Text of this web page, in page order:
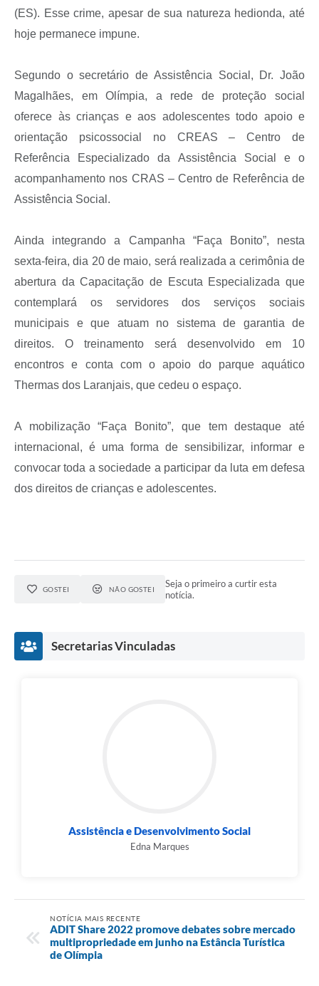
(ES). Esse crime, apesar de sua natureza hedionda, até
hoje permanece impune.
Segundo o secretário de Assistência Social, Dr. João
Magalhães, em Olímpia, a rede de proteção social
oferece às crianças e aos adolescentes todo apoio e
orientação psicossocial no CREAS – Centro de
Referência Especializado da Assistência Social e o
acompanhamento nos CRAS – Centro de Referência de
Assistência Social.
Ainda integrando a Campanha “Faça Bonito”, nesta
sexta-feira, dia 20 de maio, será realizada a cerimônia de
abertura da Capacitação de Escuta Especializada que
contemplará os servidores dos serviços sociais
municipais e que atuam no sistema de garantia de
direitos. O treinamento será desenvolvido em 10
encontros e conta com o apoio do parque aquático
Thermas dos Laranjais, que cedeu o espaço.
A mobilização “Faça Bonito”, que tem destaque até
internacional, é uma forma de sensibilizar, informar e
convocar toda a sociedade a participar da luta em defesa
dos direitos de crianças e adolescentes.
GOSTEI NÃO GOSTEI
Seja o primeiro a curtir esta
notícia.
Secretarias Vinculadas
Assistência e Desenvolvimento Social
Edna Marques
NOTÍCIA MAIS RECENTE
ADIT Share 2022 promove debates sobre mercado
multipropriedade em junho na Estância Turística
de Olímpia